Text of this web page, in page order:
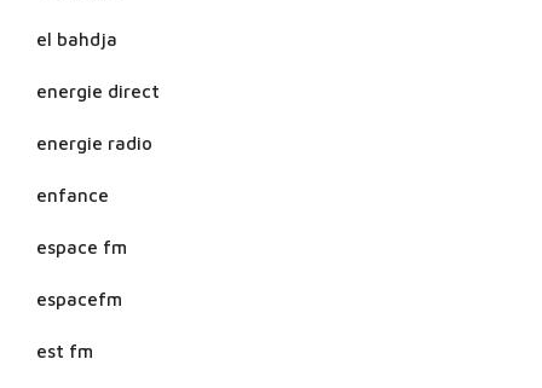
el bahdja
energie direct
energie radio
enfance
espace fm
espacefm
est fm